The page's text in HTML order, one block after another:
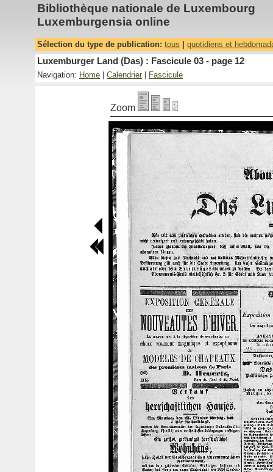
Bibliothèque nationale de Luxembourg
Luxemburgensia online
Sélection du type de publication: tous quotidiens et
Luxemburger Land (Das) : Fascicule 03 - page 12
Navigation: Home Calendrier Fascicule
Zoom